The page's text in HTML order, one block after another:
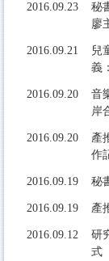
2016.09.23
秘
廖
2016.09.21
兒
義
2016.09.20
音
岸
2016.09.20
產
作
2016.09.19 秘
2016.09.19 產
2016.09.12
研
式